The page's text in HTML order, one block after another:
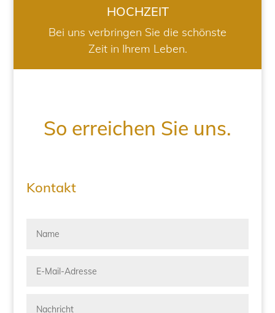
HOCHZEIT
Bei uns verbringen Sie die schönste
Zeit in Ihrem Leben.
So erreichen Sie uns.
Kontakt